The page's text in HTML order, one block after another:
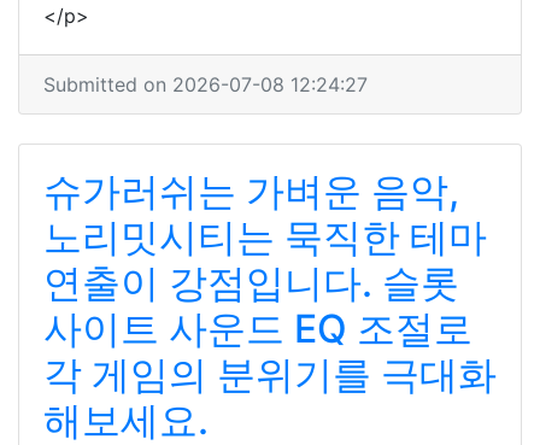
</p>
Submitted on 2026-07-08 12:24:27
슈가러쉬는 가벼운 음악,
노리밋시티는 묵직한 테마
연출이 강점입니다. 슬롯
사이트 사운드 EQ 조절로
각 게임의 분위기를 극대화
해보세요.